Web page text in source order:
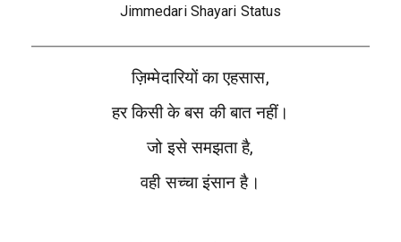
Jimmedari Shayari Status
ज़िम्मेदारियों का एहसास,
हर किसी के बस की बात नहीं।
जो इसे समझता है,
वही सच्चा इंसान है।